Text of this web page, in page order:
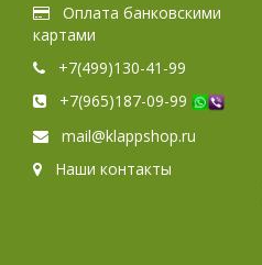
Оплата банковскими
картами
+7(499)130-41-99
+7(965)187-09-99
mail@klappshop.ru
Наши контакты